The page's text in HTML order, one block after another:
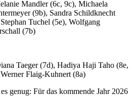
Mandler (6c, 9c), Michaela
(9b), Sandra Schildknecht
Tuchel (5e), Wolfgang
(7b)
Taeger (7d), Hadiya Haji Taho (8e,
Flaig-Kuhnert (8a)
genug: Für das kommende Jahr 2026